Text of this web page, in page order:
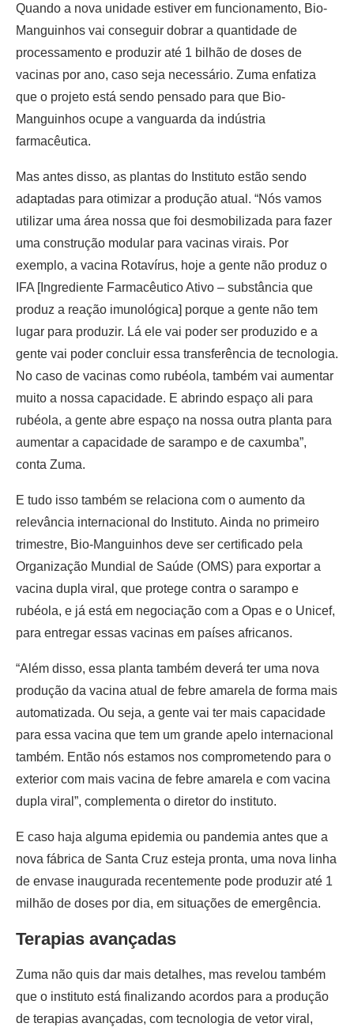
Quando a nova unidade estiver em funcionamento, Bio-
Manguinhos vai conseguir dobrar a quantidade de
processamento e produzir até 1 bilhão de doses de
vacinas por ano, caso seja necessário. Zuma enfatiza
que o projeto está sendo pensado para que Bio-
Manguinhos ocupe a vanguarda da indústria
farmacêutica.
Mas antes disso, as plantas do Instituto estão sendo
adaptadas para otimizar a produção atual. “Nós vamos
utilizar uma área nossa que foi desmobilizada para fazer
uma construção modular para vacinas virais. Por
exemplo, a vacina Rotavírus, hoje a gente não produz o
IFA [Ingrediente Farmacêutico Ativo – substância que
produz a reação imunológica] porque a gente não tem
lugar para produzir. Lá ele vai poder ser produzido e a
gente vai poder concluir essa transferência de tecnologia.
No caso de vacinas como rubéola, também vai aumentar
muito a nossa capacidade. E abrindo espaço ali para
rubéola, a gente abre espaço na nossa outra planta para
aumentar a capacidade de sarampo e de caxumba”,
conta Zuma.
E tudo isso também se relaciona com o aumento da
relevância internacional do Instituto. Ainda no primeiro
trimestre, Bio-Manguinhos deve ser certificado pela
Organização Mundial de Saúde (OMS) para exportar a
vacina dupla viral, que protege contra o sarampo e
rubéola, e já está em negociação com a Opas e o Unicef,
para entregar essas vacinas em países africanos.
“Além disso, essa planta também deverá ter uma nova
produção da vacina atual de febre amarela de forma mais
automatizada. Ou seja, a gente vai ter mais capacidade
para essa vacina que tem um grande apelo internacional
também. Então nós estamos nos comprometendo para o
exterior com mais vacina de febre amarela e com vacina
dupla viral”, complementa o diretor do instituto.
E caso haja alguma epidemia ou pandemia antes que a
nova fábrica de Santa Cruz esteja pronta, uma nova linha
de envase inaugurada recentemente pode produzir até 1
milhão de doses por dia, em situações de emergência.
Terapias avançadas
Zuma não quis dar mais detalhes, mas revelou também
que o instituto está finalizando acordos para a produção
de terapias avançadas, com tecnologia de vetor viral,